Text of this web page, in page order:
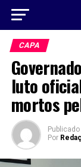
CAPA
luto
mortos
Publicado
Por